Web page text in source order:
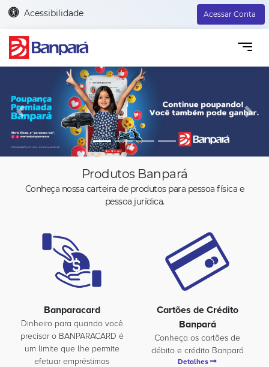
Acessibilidade Acessar Conta
Previous Next
Produtos Banpará
Conheça nossa carteira de produtos para pessoa física e
pessoa jurídica.
Banparacard
Dinheiro para quando você
precisar o BANPARACARD é
um limite que lhe permite
efetuar empréstimos
Cartões de Crédito
Banpará
Conheça os cartões de
débito e crédito Banpará
Detalhes